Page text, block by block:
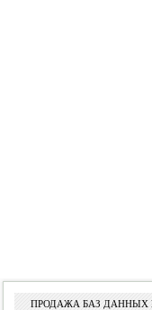
ПРОДАЖА БАЗ ДАННЫХ